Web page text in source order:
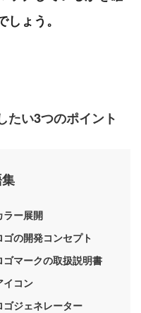
ょう。
たい3つのポイント
ラー展開
ゴの開発コンセプト
ゴマークの取扱説明書
イコン
ゴジェネレーター